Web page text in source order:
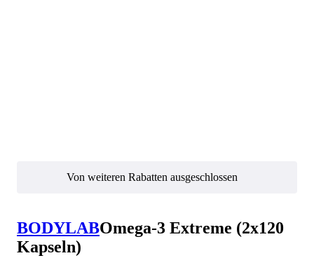
Von weiteren Rabatten ausgeschlossen
BODYLABOmega-3 Extreme (2x120
Kapseln)